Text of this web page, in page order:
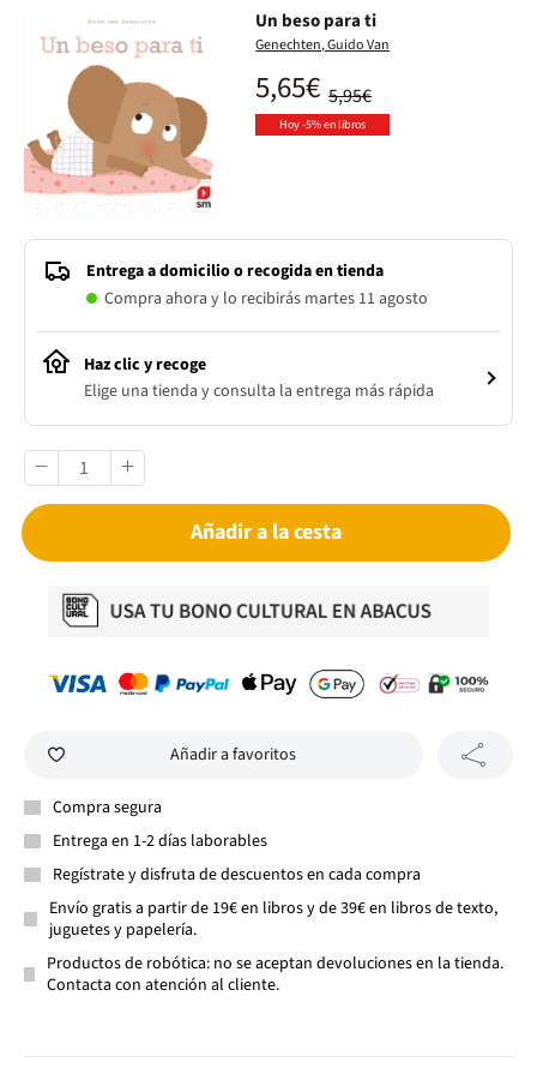
Un beso para ti
Genechten, Guido Van
5,95€
5,65€
Hoy -5% en libros
Entrega a domicilio o recogida en tienda
Compra ahora y lo recibirás martes 11 agosto
Haz clic y recoge
Elige una tienda y consulta la entrega más rápida
Añadir a la cesta
Añadir a favoritos
Compra segura
Entrega en 1-2 días laborables
Regístrate y disfruta de descuentos en cada compra
Envío gratis a partir de 19€ en libros y de 39€ en libros de texto,
juguetes y papelería.
Productos de robótica: no se aceptan devoluciones en la tienda.
Contacta con atención al cliente.